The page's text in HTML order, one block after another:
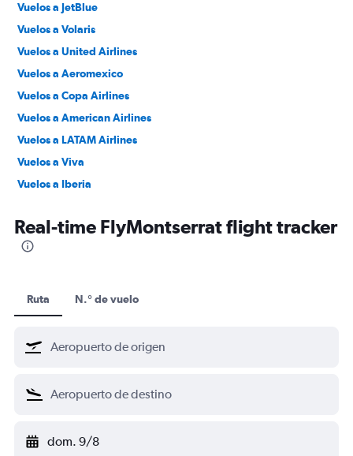
Vuelos a JetBlue
Vuelos a Volaris
Vuelos a United Airlines
Vuelos a Aeromexico
Vuelos a Copa Airlines
Vuelos a American Airlines
Vuelos a LATAM Airlines
Vuelos a Viva
Vuelos a Iberia
Real-time FlyMontserrat flight tracker
Ruta N.° de vuelo
dom. 9/8